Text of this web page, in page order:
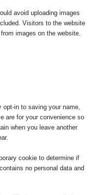
avoid uploading images
Visitors to the website
images on the website.
opt-in to saving your name,
are for your convenience so
when you leave another
cookie to determine if
no personal data and